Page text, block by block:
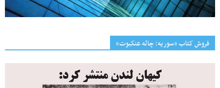
فروش کتاب «سوریه: چاله عنکبوت»